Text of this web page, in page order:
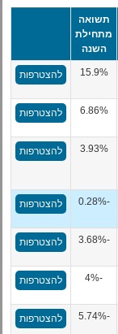
תשואה
מתחילת
השנה
15.9% להצטרפות
6.86% להצטרפות
3.93% להצטרפות
-0.28% להצטרפות
-3.68% להצטרפות
-4% להצטרפות
-5.74% להצטרפות